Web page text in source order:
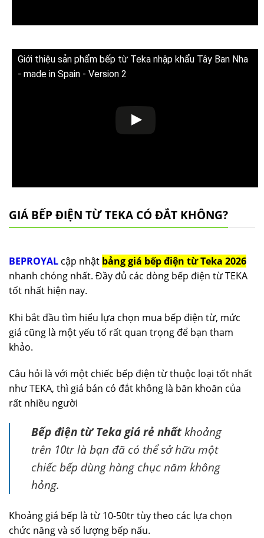
Giới thiệu sản phẩm bếp từ Teka nhập khẩu Tây Ban Nha
- made in Spain - Version 2
GIÁ BẾP ĐIỆN TỪ TEKA CÓ ĐẮT KHÔNG?
BEPROYAL cập nhật bảng giá bếp điện từ Teka 2026
nhanh chóng nhất. Đầy đủ các dòng bếp điện từ TEKA
tốt nhất hiện nay.
Khi bắt đầu tìm hiểu lựa chọn mua bếp điện từ, mức
giá cũng là một yếu tố rất quan trọng để bạn tham
khảo.
Câu hỏi là với một chiếc bếp điện từ thuộc loại tốt nhất
như TEKA, thì giá bán có đắt không là băn khoăn của
rất nhiều người
Bếp điện từ Teka giá rẻ nhấtkhoảng
trên 10tr là bạn đã có thể sở hữu một
chiếc bếp dùng hàng chục năm không
hỏng.
Khoảng giá bếp là từ 10-50tr tùy theo các lựa chọn
chức năng và số lượng bếp nấu.